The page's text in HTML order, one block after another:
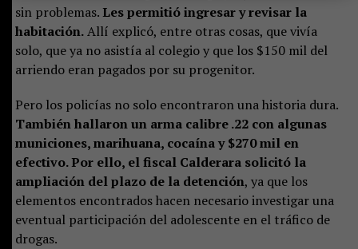
sin problemas. Les permitió ingresar y revisar la
habitación.Allí explicó, entre otras cosas, que vivía
solo, que ya no asistía al colegio y que los $150 mil del
arriendo eran pagados por su progenitor.
Pero los policías no solo encontraron una historia dura.
También hallaron un arma calibre .22 con algunas
municiones, marihuana, cocaína y $270 mil en
efectivo. Por ello, el fiscal Calderara solicitó la
ampliación del plazo de la detención, ya que los
elementos encontrados hacen necesario investigar una
eventual participación del adolescente en el tráfico de
drogas.